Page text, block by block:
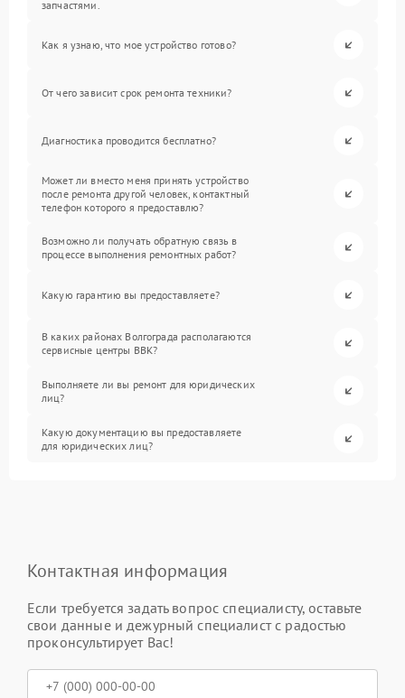
запчастями.
Как я узнаю, что мое устройство готово?
От чего зависит срок ремонта техники?
Диагностика проводится бесплатно?
Может ли вместо меня принять устройство
после ремонта другой человек, контактный
телефон которого я предоставлю?
Возможно ли получать обратную связь в
процессе выполнения ремонтных работ?
Какую гарантию вы предоставляете?
В каких районах Волгограда располагаются
сервисные центры BBK?
Выполняете ли вы ремонт для юридических
лиц?
Какую документацию вы предоставляете
для юридических лиц?
Контактная информация
Если требуется задать вопрос специалисту, оставьте
свои данные и дежурный специалист с радостью
проконсультирует Вас!